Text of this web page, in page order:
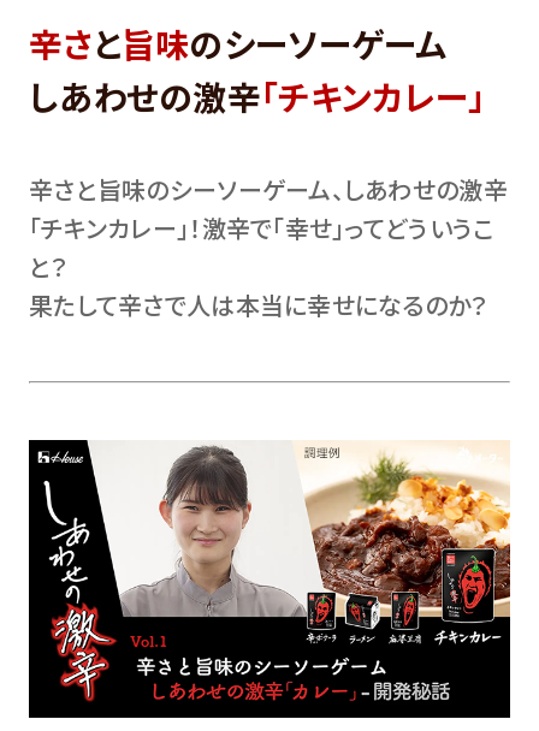
辛さと旨味のシーソーゲーム
しあわせの激辛「チキンカレー」
辛さと旨味のシーソーゲーム、しあわせの激辛
｢チキンカレー｣！激辛で｢幸せ｣ってどういうこ
と？
果たして辛さで人は本当に幸せになるのか？